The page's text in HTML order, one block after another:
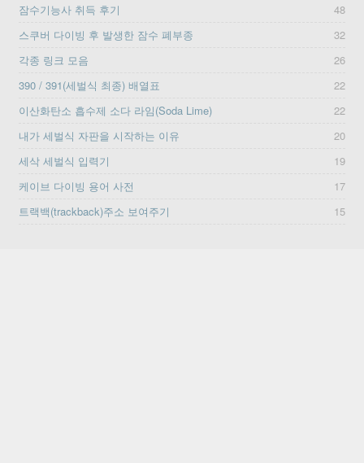
잠수기능사 취득 후기
48
스쿠버 다이빙 후 발생한 잠수 폐부종
32
각종 링크 모음
26
390 / 391(세벌식 최종) 배열표
22
이산화탄소 흡수제 소다 라임(Soda Lime)
22
내가 세벌식 자판을 시작하는 이유
20
세삭 세벌식 입력기
19
케이브 다이빙 용어 사전
17
트랙백(trackback)주소 보여주기
15